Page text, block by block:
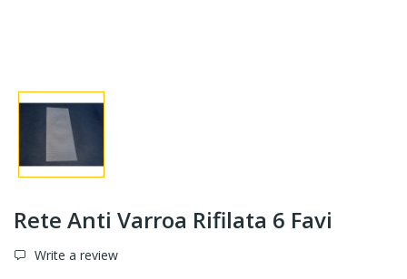
Rete Anti Varroa Rifilata 6 Favi
Write a review